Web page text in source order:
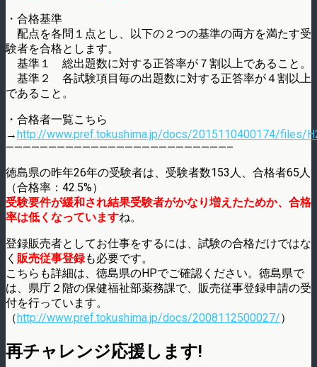
・合格基準
配点を各問１点とし、以下の２つの基準の両方を満たす受
験者を合格とします。
基準１ 総出題数に対する正答率が７割以上であること。
基準２ 各試験項目毎の出題数に対する正答率が４割以上
であること。
・合格者一覧こちら
→http://www.pref.tokushima.jp/docs/2015110400174/files/
——————————————————————————–
徳島県の昨年26年の受験者は、受験者数153人、合格者65人
（合格率：42.5%）
受験要件が緩和され結果受験者がかなり増えたためか、合格
率は低くなっていますね。
登録販売者としてお仕事をするには、試験の合格だけではな
く 販売従事登録も必要です。
こちらも詳細は、徳島県のHPでご確認ください。徳島県で
は、県庁２階の保健福祉部薬務課で、販売従事登録申請の受
付を行っています。
（http://www.pref.tokushima.jp/docs/2008112500027/）
再チャレンジ応援します!